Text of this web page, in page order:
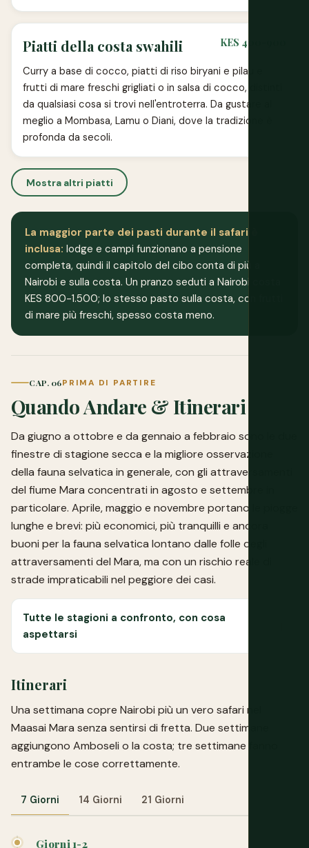
Piatti della costa swahili KES 400-900
Curry a base di cocco, piatti di riso biryani e pilau e
frutti di mare freschi grigliati o in salsa di cocco, distinti
da qualsiasi cosa si trovi nell'entroterra. Da gustare al
meglio a Mombasa, Lamu o Diani, dove la tradizione è
profonda da secoli.
Mostra altri piatti
La maggior parte dei pasti durante il safari è
inclusa: lodge e campi funzionano a pensione
completa, quindi il capitolo del cibo conta di più a
Nairobi e sulla costa. Un pranzo seduti a Nairobi costa
KES 800-1.500; lo stesso pasto sulla costa, con frutti
di mare più freschi, spesso costa meno.
CAP. 06PRIMA DI PARTIRE
Quando Andare & Itinerari
Da giugno a ottobre e da gennaio a febbraio sono le due
finestre di stagione secca e la migliore osservazione
della fauna selvatica in generale, con gli attraversamenti
del fiume Mara concentrati in agosto e settembre in
particolare. Aprile, maggio e novembre portano le piogge
lunghe e brevi: più economici, più tranquilli e ancora
buoni per la fauna selvatica lontano dalle folle degli
attraversamenti del Mara, ma con un rischio reale di
strade impraticabili nel peggiore dei casi.
Tutte le stagioni a confronto, con cosa
aspettarsi
Itinerari
Una settimana copre Nairobi più un vero safari nel
Maasai Mara senza sentirsi di fretta. Due settimane
aggiungono Amboseli o la costa; tre settimane fanno
entrambe le cose correttamente.
7 Giorni 14 Giorni 21 Giorni
Giorni 1-2